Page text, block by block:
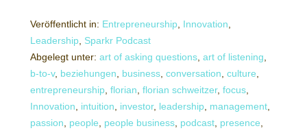
Veröffentlicht in: Entrepreneurship Innovation
Leadership Sparkr Podcast
Abgelegt unter: art of asking questions art of listening
b-to-v, beziehungen business conversation culture
entrepreneurship florian florian schweitzer, focus
Innovation
intuition investor, leadership management
passion
people people business podcast presence